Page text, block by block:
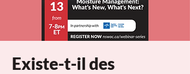
Existe-t-il des